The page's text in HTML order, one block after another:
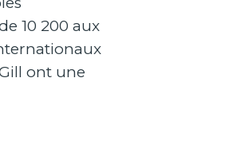
10 200 aux
ont une